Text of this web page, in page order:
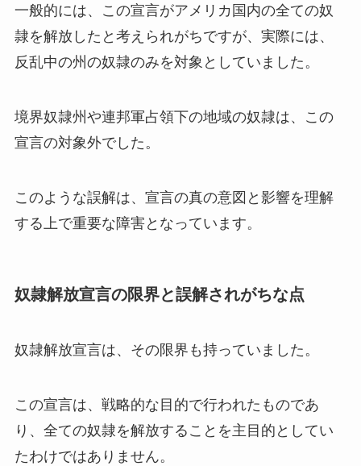
一般的には、この宣言がアメリカ国内の全ての奴
隷を解放したと考えられがちですが、実際には、
反乱中の州の奴隷のみを対象としていました。
境界奴隷州や連邦軍占領下の地域の奴隷は、この
宣言の対象外でした。
このような誤解は、宣言の真の意図と影響を理解
する上で重要な障害となっています。
奴隷解放宣言の限界と誤解されがちな点
奴隷解放宣言は、その限界も持っていました。
この宣言は、戦略的な目的で行われたものであ
り、全ての奴隷を解放することを主目的としてい
たわけではありません。